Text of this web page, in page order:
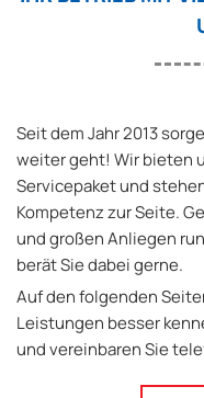
Seit dem Jahr 2013
weiter geht! Wir bieten
Servicepaket und
Kompetenz zur Seite.
und großen Anliegen
berät Sie dabei gerne.
Auf den folgenden
Leistungen besser
und vereinbaren Sie